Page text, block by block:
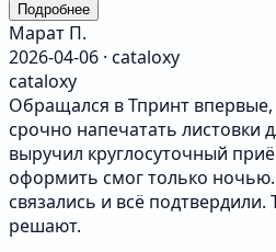
Подробнее
Марат П.
2026-04-06 · cataloxy
cataloxy
Обращался в Тпринт
срочно напечатать листовки
выручил круглосуточный
оформить смог только
связались и всё
решают.